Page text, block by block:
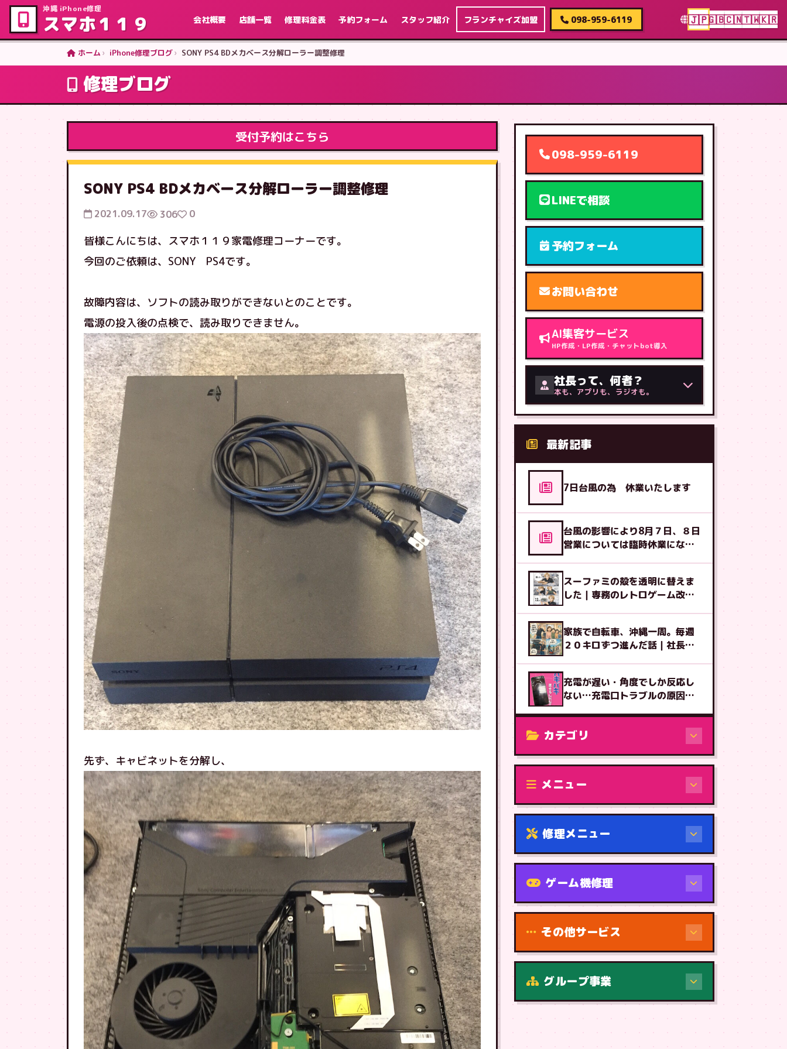
沖縄 iPhone修理
スマホ１１９ 会社概要 店舗一覧 修理料金表 予約フォーム スタッフ紹介 フランチャイズ加盟 098-959-6119 🇯🇵🇬🇧🇨🇳🇹🇼🇰🇷
ホーム iPhone修理ブログ SONY PS4 BDメカベース分解ローラー調整修理
修理ブログ
受付予約はこちら
SONY PS4 BDメカベース分解ローラー調整修理
2021.09.17 306 0
皆様こんにちは、スマホ１１９家電修理コーナーです。
今回のご依頼は、SONY PS4です。
故障内容は、ソフトの読み取りができないとのことです。
電源の投入後の点検で、読み取りできません。
先ず、キャビネットを分解し、
098-959-6119
LINEで相談
予約フォーム
お問い合わせ
AI集客サービス
HP作成・LP作成・チャットbot導入
社長って、何者？
本も、アプリも、ラジオも。
最新記事
7日台風の為 休業いたします
台風の影響により8月７日、８日
営業については臨時休業になる
スーファミの殻を透明に替えま
した｜専務のレトロゲーム改造
家族で自転車、沖縄一周。毎週
２０キロずつ進んだ話｜社長ブ
充電が遅い・角度でしか反応し
ない…充電口トラブルの原因と
カテゴリ
修理（機種から）
メニュー
修理メニュー
機種から
ゲーム機修理
その他サービス
グループ事業